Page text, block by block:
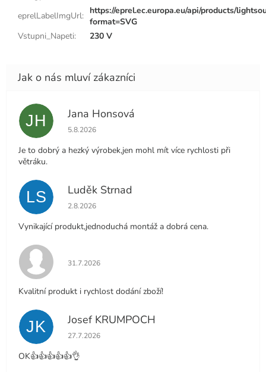
eprelLabelImgUrl: https://eprel.ec.europa.eu/api/products/
format=SVG
Vstupni_Napeti: 230 V
JH Jana Honsová
Hodnocení obchodu je 5 z 5 hvězdiček.
5.8.2026
Je to dobrý a hezký výrobek,jen mohl mít více rychlosti při
větráku.
LS Luděk Strnad
Hodnocení obchodu je 5 z 5 hvězdiček.
2.8.2026
Vynikající produkt,jednoduchá montáž a dobrá cena.
Hodnocení obchodu je 5 z 5 hvězdiček.
31.7.2026
Kvalitní produkt i rychlost dodání zboží!
JK Josef KRUMPOCH
Hodnocení obchodu je 5 z 5 hvězdiček.
27.7.2026
OK👍👍👍👍👍👌